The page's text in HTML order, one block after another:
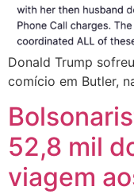
Donald Trump
comício em Butler,
52,8 mil
viagem